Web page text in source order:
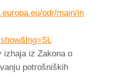
odr/main/in
izhaja iz Zakona o
potrošniških